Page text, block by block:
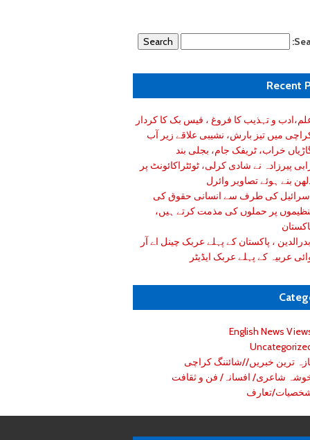
Recent
و تہذیب کا فروغ ، فیس بک کا کردار
میں تیز بارش، نشیبی علاقے زیر آب
خراب، ٹریفک جام، بجلی بند
پیرزادہ نے شادی کرلی، ٹوئٹراکائونٹ پر
بنے ہوئے تصاویر وائرل
کی طرف سے انسانی حقوق کی
پر حملوں کی مذمت کرتے ہیں،
بدرالدین ، پاکستان کے پہلے عربک چینل اے آر
عربیہ کے پہلے عربک ایڈیٹر
English News
ترین خبریں//شائننگ کراچی
شاعری/ افسانہ/ فن و ثقافت
تعارف